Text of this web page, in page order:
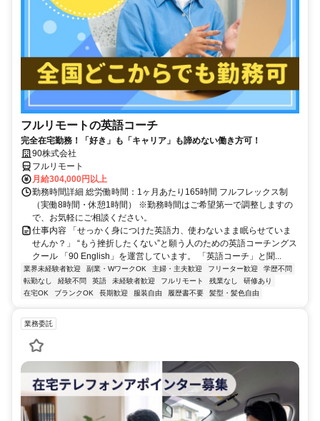
フルリモートの英語コーチ
完全在宅勤務！「好き」も「キャリア」も諦めない働き方可！
90株式会社
フルリモート
月給304,000円以上
勤務時間詳細 総労働時間：1ヶ月あたり165時間 フルフレックス制
（実働8時間・休憩1時間） ※勤務時間はご希望第一で調整しますの
で、お気軽にご相談ください。
仕事内容 「せっかく身につけた英語力、使わないまま眠らせていま
せんか？」 “もう挫折したくない”と願う人のための英語コーチングス
クール 「90 English」を運営しています。 「英語コーチ」と聞...
業界未経験者歓迎 副業・WワークOK 主婦・主夫歓迎 フリーター歓迎
学歴不問
転勤なし
経験不問 英語 未経験者歓迎 フルリモート 残業なし
研修あり
在宅OK
ブランクOK 長期歓迎 服装自由 履歴書不要 髪型・髪色自由
業務委託